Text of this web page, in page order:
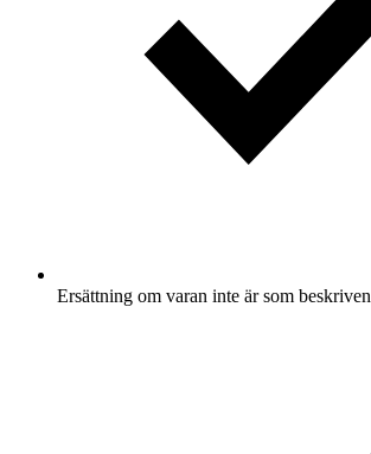
Ersättning om varan inte är som beskriven